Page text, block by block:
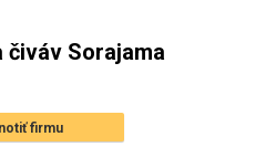
Sorajama
firmu